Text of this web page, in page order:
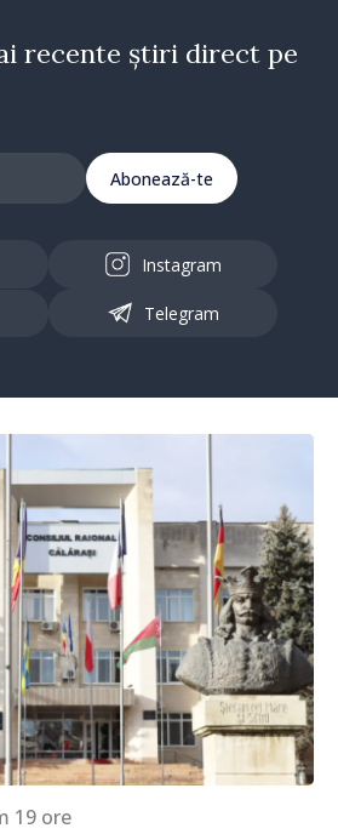
recente știri direct pe
Abonează-te
Instagram
Telegram
19 ore